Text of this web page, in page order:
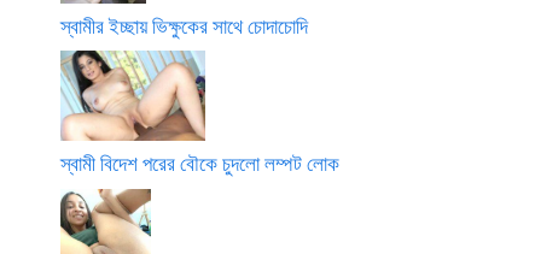
স্বামীর ইচ্ছায় ভিক্ষুকের সাথে চোদাচোদি
স্বামী বিদেশ পরের বৌকে চুদলো লম্পট লোক